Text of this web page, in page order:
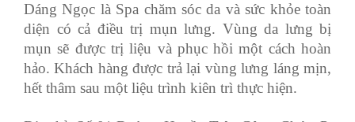
Dáng Ngọc là Spa chăm sóc da và sức khỏe toàn
diện có cả điều trị mụn lưng. Vùng da lưng bị
mụn sẽ được trị liệu và phục hồi một cách hoàn
hảo. Khách hàng được trả lại vùng lưng láng mịn,
hết thâm sau một liệu trình kiên trì thực hiện.